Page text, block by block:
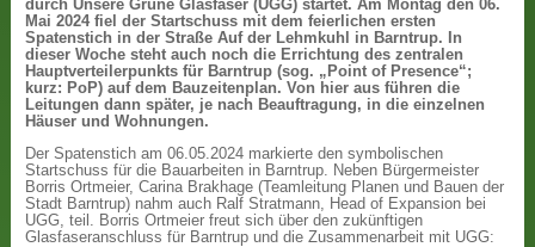
durch Unsere Grüne Glasfaser (UGG) startet. Am Montag den 06.
Mai 2024 fiel der Startschuss mit dem feierlichen ersten
Spatenstich in der Straße Auf der Lehmkuhl in Barntrup. In
dieser Woche steht auch noch die Errichtung des zentralen
Hauptverteilerpunkts für Barntrup (sog. „Point of Presence“;
kurz: PoP) auf dem Bauzeitenplan. Von hier aus führen die
Leitungen dann später, je nach Beauftragung, in die einzelnen
Häuser und Wohnungen.
Der Spatenstich am 06.05.2024 markierte den symbolischen
Startschuss für die Bauarbeiten in Barntrup. Neben Bürgermeister
Borris Ortmeier, Carina Brakhage (Teamleitung Planen und Bauen der
Stadt Barntrup) nahm auch Ralf Stratmann, Head of Expansion bei
UGG, teil. Borris Ortmeier freut sich über den zukünftigen
Glasfaseranschluss für Barntrup und die Zusammenarbeit mit UGG: